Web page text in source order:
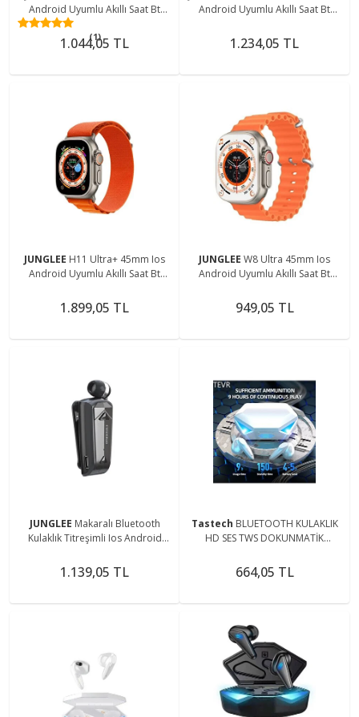
Android Uyumlu Akıllı Saat Bt
Arama Cevaplama Özellikli
2,09inç Tam Ekran
(1)
1.044,05 TL
Android Uyumlu Akıllı Saat Bt
2,05inç Tam Ekran
1.234,05 TL
JUNGLEE H11 Ultra+ 45mm Ios
Android Uyumlu Akıllı Saat Bt
Tam Ekran
1.899,05 TL
JUNGLEE W8 Ultra 45mm Ios
Android Uyumlu Akıllı Saat Bt
Tam Ekran
949,05 TL
JUNGLEE Makaralı Bluetooth
Kulaklık Titreşimli Ios Android
Mandallı Kulaklık
1.139,05 TL
Tastech BLUETOOTH KULAKLIK
HD SES TWS DOKUNMATİK
MUZİK OYUN KONUŞMA GAMİNG
EARBUDS
664,05 TL